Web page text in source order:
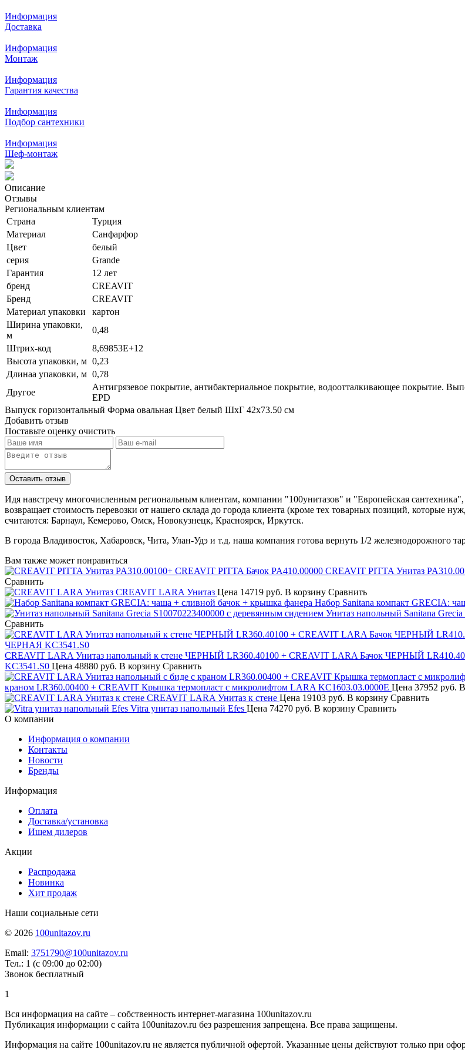
Информация
Доставка
Информация
Монтаж
Информация
Гарантия качества
Информация
Подбор сантехники
Информация
Шеф-монтаж
Описание
Отзывы
Региональным клиентам
Страна
Турция
Материал
Санфарфор
Цвет
белый
серия
Grande
Гарантия
12 лет
бренд
CREAVIT
Бренд
CREAVIT
Материал упаковки
картон
Ширина упаковки,
м
0,48
Штрих-код
8,69853E+12
Высота упаковки, м 0,23
Длинаа упаковки, м 0,78
Другое
Антигрязевое покрытие, антибактериальное покрытие, водоотталкивающее покрытие.
EPD
Выпуск горизонтальный Форма овальная Цвет белый ШхГ 42х73.50 см
Добавить отзыв
Поставьте оценку очистить
Идя навстречу многочисленным региональным клиентам, компании "100унитазов" и "Европейская
возвращает стоимость перевозки от нашего склада до города клиента (кроме тех товарных позиций, которые
считаются: Барнаул, Кемерово, Омск, Новокузнецк, Красноярск, Иркутск.
В города Владивосток, Хабаровск, Чита, Улан-Удэ и т.д. наша компания готова вернуть 1/2 железнодорожного
Вам также может понравиться
CREAVIT PITTA Унитаз
Сравнить
CREAVIT LARA Унитаз Цена 14719 руб. В корзину Сравнить
Набор Sanitana компакт GRECIA:
Унитаз напольный Sanitana
Сравнить
CREAVIT LARA Унитаз напольный к стене ЧЕРНЫЙ LR360.40100 + CREAVIT LARA Бачок ЧЕРНЫЙ
KC3541.S0 Цена 48880 руб. В корзину Сравнить
краном LR360.00400 + CREAVIT Крышка термопласт с микролифтом LARA KC1603.03.0000E Цена 37952 руб.
CREAVIT LARA Унитаз к стене Цена 19103 руб. В корзину Сравнить
Vitra унитаз напольный Efes Цена 74270 руб. В корзину Сравнить
О компании
Информация о компании
Контакты
Новости
Бренды
Информация
Оплата
Доставка/установка
Ищем дилеров
Акции
Распродажа
Новинка
Хит продаж
Наши социальные сети
© 2026 100unitazov.ru
Email: 3751790@100unitazov.ru
Тел.: 1 (с 09:00 до 02:00)
Звонок бесплатный
1
Вся информация на сайте – собственность интернет-магазина 100unitazov.ru
Публикация информации с сайта 100unitazov.ru без разрешения запрещена. Все права защищены.
Информация на сайте 100unitazov.ru не является публичной офертой. Указанные цены действуют только при